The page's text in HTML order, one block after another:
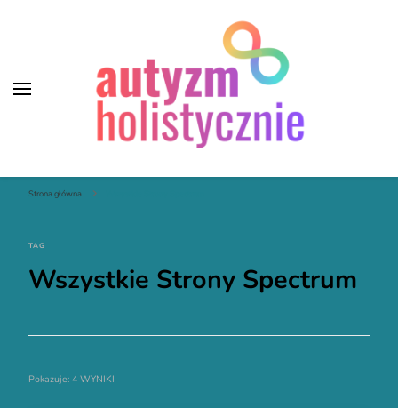
Autyzm Holistycznie
Strona główna
TAG
Wszystkie Strony Spectrum
Pokazuje: 4 WYNIKI